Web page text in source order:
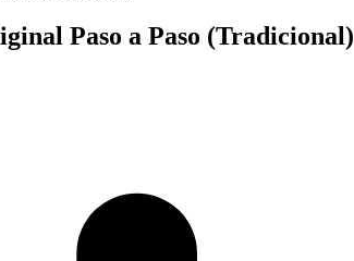
Paso a Paso (Tradicional)